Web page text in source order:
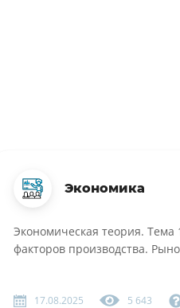
Экономика
Экономическая теория. Тема
факторов производства.
17.08.2025 5 643